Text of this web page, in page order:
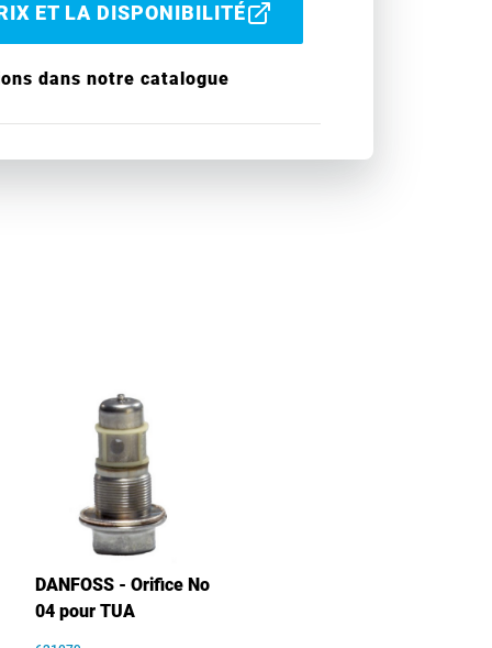
ET LA DISPONIBILITÉ
dans notre catalogue
DANFOSS - Orifice No
04 pour TUA